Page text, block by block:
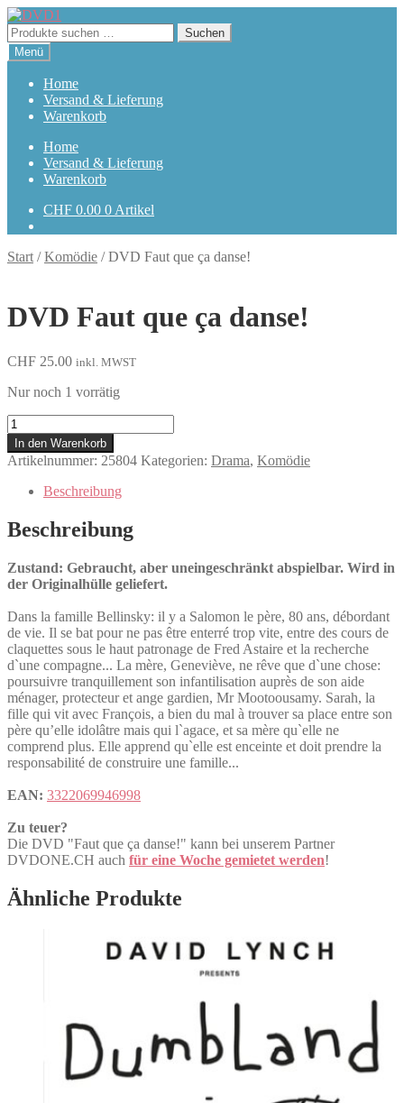
Zur
Navigation
springen
Zum
Inhalt
springen
Suchen
nach:
Suchen
Menü
Home
Versand & Lieferung
Warenkorb
Home
Versand & Lieferung
Warenkorb
CHF 0.00 0 Artikel
Start /Komödie /DVD Faut que ça danse!
DVD Faut que ça danse!
CHF 25.00 inkl. MWST
Nur noch 1 vorrätig
Faut
que
ça
danse!
Menge
In den Warenkorb
Artikelnummer: 25804 Kategorien: Drama, Komödie
Beschreibung
Beschreibung
Zustand: Gebraucht, aber uneingeschränkt abspielbar. Wird in
der Originalhülle geliefert.
Dans la famille Bellinsky: il y a Salomon le père, 80 ans, débordant
de vie. Il se bat pour ne pas être enterré trop vite, entre des cours de
claquettes sous le haut patronage de Fred Astaire et la recherche
d`une compagne... La mère, Geneviève, ne rêve que d`une chose:
poursuivre tranquillement son infantilisation auprès de son aide
ménager, protecteur et ange gardien, Mr Mootoousamy. Sarah, la
fille qui vit avec François, a bien du mal à trouver sa place entre son
père qu’elle idolâtre mais qui l`agace, et sa mère qu`elle ne
comprend plus. Elle apprend qu`elle est enceinte et doit prendre la
responsabilité de construire une famille...
EAN: 3322069946998
Zu teuer?
Die DVD "Faut que ça danse!" kann bei unserem Partner
DVDONE.CH auch für eine Woche gemietet werden!
Ähnliche Produkte